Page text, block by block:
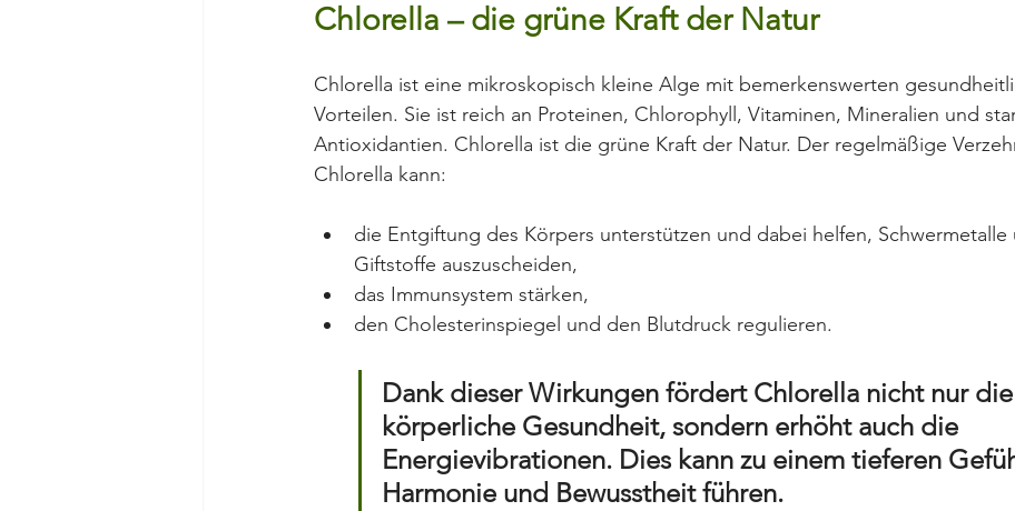
Chlorella – die grüne Kraft der Natur
Chlorella ist eine mikroskopisch kleine Alge mit bemerkenswerten
Vorteilen. Sie ist reich an Proteinen, Chlorophyll, Vitaminen, Mineralien und
Antioxidantien. Chlorella ist die grüne Kraft der Natur. Der regelmäßige
Chlorella kann:
die Entgiftung des Körpers unterstützen und dabei helfen, Schwermetalle
Giftstoffe auszuscheiden,
das Immunsystem stärken,
den Cholesterinspiegel und den Blutdruck regulieren.
Dank dieser Wirkungen fördert Chlorella nicht nur die
körperliche Gesundheit, sondern erhöht auch die
Energievibrationen. Dies kann zu einem tieferen
Harmonie und Bewusstheit führen.